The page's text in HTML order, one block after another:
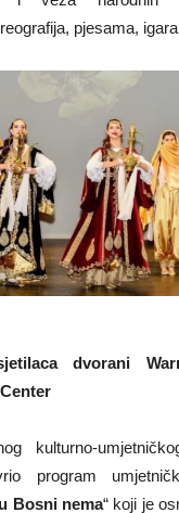
pjesama,
dvorani
kulturno-
program
Bosni nema“ koji je